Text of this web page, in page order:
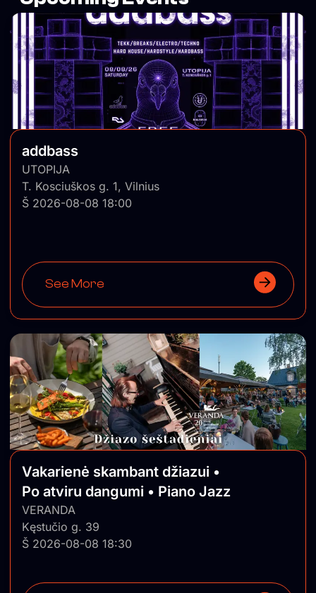
addbass
UTOPIJA
T. Kosciuškos g. 1, Vilnius
Š 2026-08-08 18:00
See More
Vakarienė skambant džiazui •
Po atviru dangumi • Piano Jazz
VERANDA
Kęstučio g. 39
Š 2026-08-08 18:30